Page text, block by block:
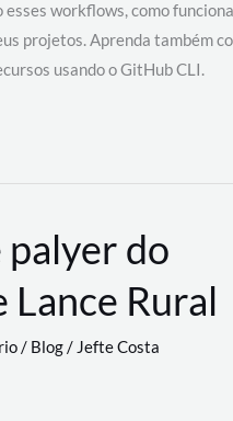
esses workflows, como
projetos. Aprenda também
usando o GitHub CLI.
do
Lance Rural
/ Blog/ Jefte Costa